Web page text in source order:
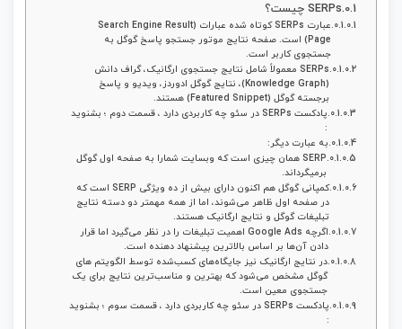
SERPs چیست؟
عبارت SERPs کوتاه شده عبارات (Search Engine Result
Page) است. صفحه نتایج موتور جستجو پاسخ گوگل به
جستجوی کاربر است.
SERPs معمولاً شامل نتایج جستجوی ارگانیک، گراف دانش
(Knowledge Graph)، نتایج گوگل ادوردز، ویدیو و پاسخ
برجسته گوگل (Featured Snippet) هستند.
پادکست SERPs در سئو چه کاربردی دارد ، قسمت دوم ؛ بشنوید
:
به‌ عبارت‌ دیگر:
SERP همان چیزی است که وبسایت شمارا به صفحه اول گوگل
برمیگرداند.
کمپانی گوگل هم اکنون دارای بیش از ده ویژگی SERP است که
در صفحه اول ظاهر می‌شوند، اما از همه مهمتر دو دسته نتایج
تبلیغات گوگل و نتایج ارگانیک هستند.
اگرچه Google Ads اهمیت تبلیغات را در نظر می‌گیرد اما قرار
دادن آن‌ها بر اساس بالاترین پیشنهاد دهنده است.
در نتایج ارگانیک نیز جایگاه‌های کسب‌شده توسط الگویتم های
گوگل مشخص می‌شود که بهترین و مناسب‌ترین نتایج برای یک
جستجوی معین است.
پادکست SERPs در سئو چه کاربردی دارد ، قسمت سوم ؛ بشنوید
: